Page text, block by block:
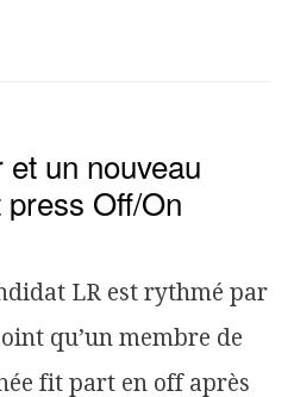
un nouveau
Off/On
LR est rythmé par
qu’un membre de
fit part en off après